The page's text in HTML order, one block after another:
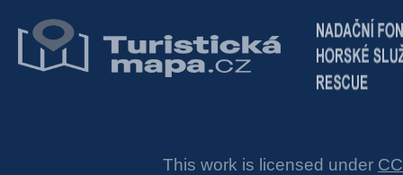
This work is licensed under